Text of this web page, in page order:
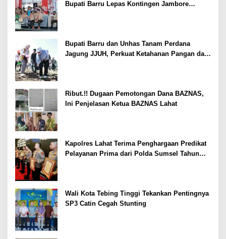
Bupati Barru Lepas Kontingen Jambore
Bupati Barru dan Unhas Tanam Perdana
Jagung JJUH, Perkuat Ketahanan Pangan dan
Ribut.!! Dugaan Pemotongan Dana BAZNAS,
Ini Penjelasan Ketua BAZNAS Lahat
Kapolres Lahat Terima Penghargaan Predikat
Pelayanan Prima dari Polda Sumsel Tahun
Wali Kota Tebing Tinggi Tekankan Pentingnya
SP3 Catin Cegah Stunting